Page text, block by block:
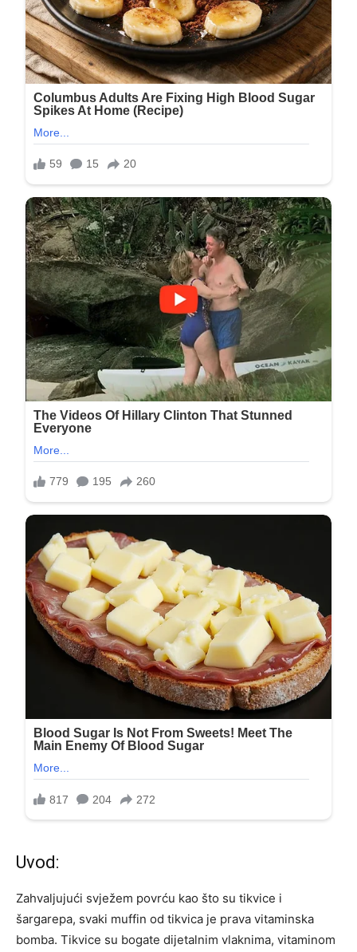
Uvod:
Zahvaljujući svježem povrću kao što su tikvice i
šargarepa, svaki muffin od tikvica je prava vitaminska
bomba. Tikvice su bogate dijetalnim vlaknima, vitaminom